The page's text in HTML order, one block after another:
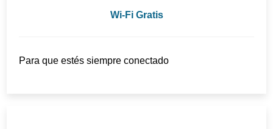
Wi-Fi Gratis
Para que estés siempre conectado